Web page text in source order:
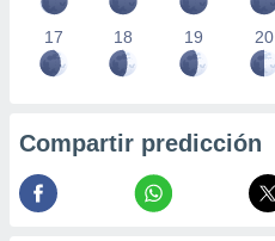
17 18 19 20
Compartir predicción